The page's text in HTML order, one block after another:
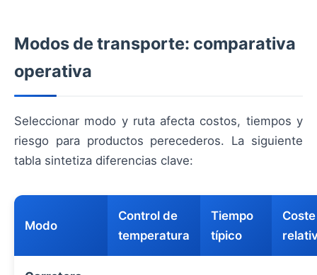
Modos de transporte: comparativa
operativa
Seleccionar modo y ruta afecta costos, tiempos y
riesgo para productos perecederos. La siguiente
tabla sintetiza diferencias clave:
Modo
Control de
temperatura
Tiempo
típico
Coste